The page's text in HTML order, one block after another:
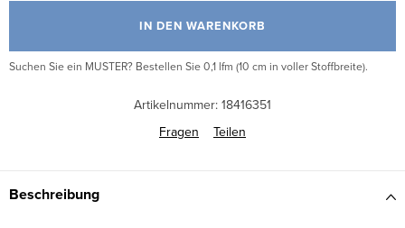
IN DEN WARENKORB
Suchen Sie ein MUSTER? Bestellen Sie 0,1 lfm (10 cm in voller Stoffbreite).
Artikelnummer: 18416351
Fragen
Teilen
Beschreibung